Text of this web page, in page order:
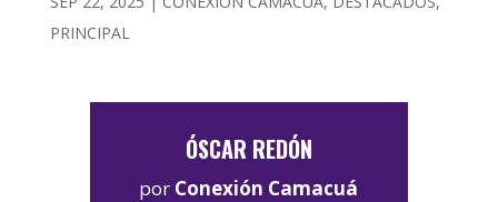
PRINCIPAL
ÓSCAR REDÓN
por Conexión Camacuá